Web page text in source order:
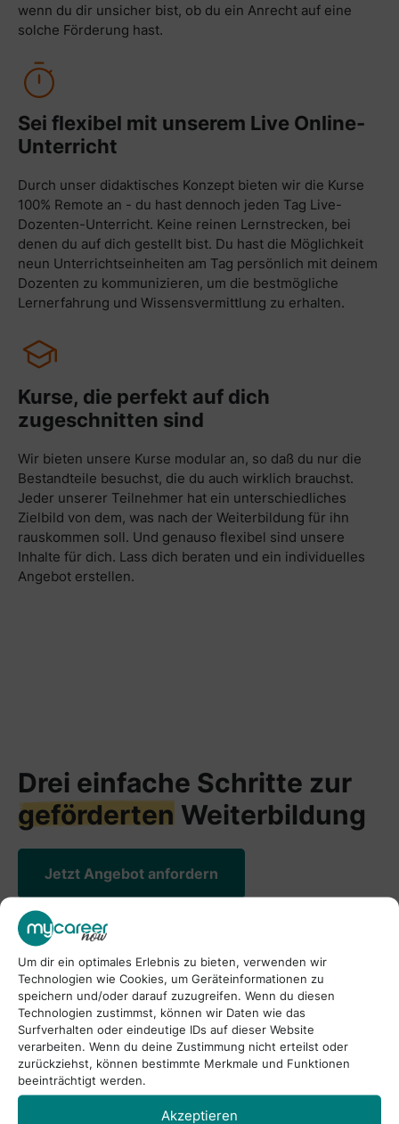
Um dir ein optimales Erlebnis zu bieten, verwenden wir
Technologien wie Cookies, um Geräteinformationen zu
speichern und/oder darauf zuzugreifen. Wenn du diesen
Technologien zustimmst, können wir Daten wie das
Surfverhalten oder eindeutige IDs auf dieser Website
verarbeiten. Wenn du deine Zustimmung nicht erteilst oder
zurückziehst, können bestimmte Merkmale und Funktionen
beeinträchtigt werden.
Akzeptieren
wenn du dir unsicher bist, ob du ein Anrecht auf eine
solche Förderung hast.
Sei flexibel mit unserem Live Online-
Unterricht
Durch unser didaktisches Konzept bieten wir die Kurse
100% Remote an - du hast dennoch jeden Tag Live-
Dozenten-Unterricht. Keine reinen Lernstrecken, bei
denen du auf dich gestellt bist. Du hast die Möglichkeit
neun Unterrichtseinheiten am Tag persönlich mit deinem
Dozenten zu kommunizieren, um die bestmögliche
Lernerfahrung und Wissensvermittlung zu erhalten.
Kurse, die perfekt auf dich
zugeschnitten sind
Wir bieten unsere Kurse modular an, so daß du nur die
Bestandteile besuchst, die du auch wirklich brauchst.
Jeder unserer Teilnehmer hat ein unterschiedliches
Zielbild von dem, was nach der Weiterbildung für ihn
rauskommen soll. Und genauso flexibel sind unsere
Inhalte für dich. Lass dich beraten und ein individuelles
Angebot erstellen.
Drei einfache Schritte zur
geförderten Weiterbildung
Jetzt Angebot anfordern
Karriereziele zum Greifen nah. Die passende
Weiterbildung - individuell und und
situationsgerecht. Jetzt durch starten - einfach,
persönlich und effektiv.
Wir sind zertifiziert nach AZAV